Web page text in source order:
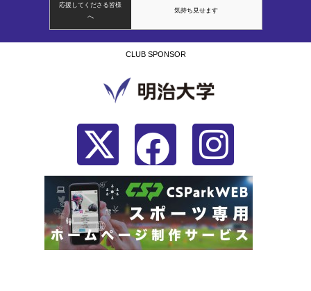
応援してくださる皆様
へ
気持ち見せます
CLUB SPONSOR